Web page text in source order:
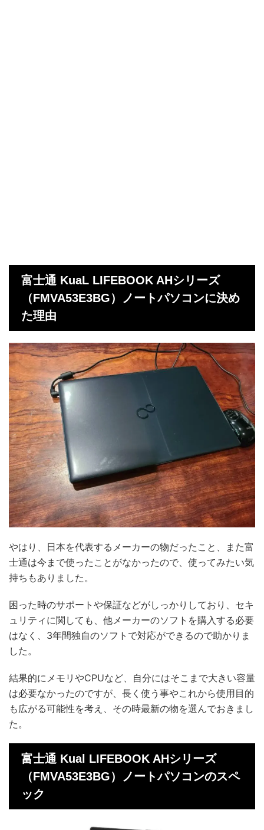
富士通 KuaL LIFEBOOK AHシリーズ
（FMVA53E3BG）ノートパソコンに決め
た理由
やはり、日本を代表するメーカーの物だったこと、また富
士通は今まで使ったことがなかったので、使ってみたい気
持ちもありました。
困った時のサポートや保証などがしっかりしており、セキ
ュリティに関しても、他メーカーのソフトを購入する必要
はなく、3年間独自のソフトで対応ができるので助かりま
した。
結果的にメモリやCPUなど、自分にはそこまで大きい容量
は必要なかったのですが、長く使う事やこれから使用目的
も広がる可能性を考え、その時最新の物を選んでおきまし
た。
富士通 Kual LIFEBOOK AHシリーズ
（FMVA53E3BG）ノートパソコンのスペ
ック